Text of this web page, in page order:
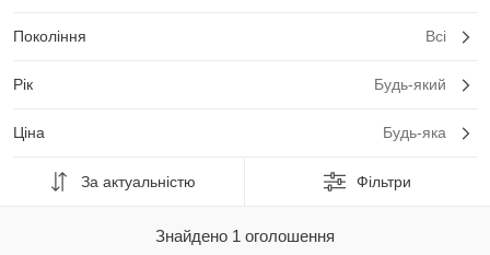
Покоління Всі
Рік Будь-який
Ціна Будь-яка
За актуальністю Фільтри
Знайдено 1 оголошення